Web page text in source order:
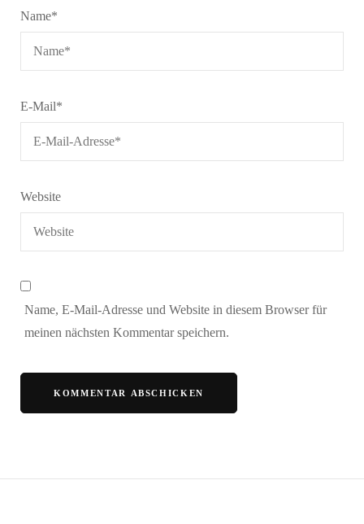
Name*
E-Mail*
Website
Name, E-Mail-Adresse und Website in diesem Browser für
meinen nächsten Kommentar speichern.